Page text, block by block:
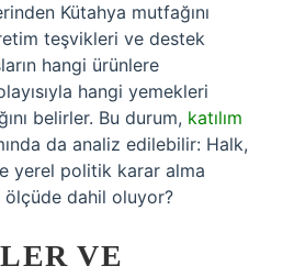
Kütahya mutfağını
teşvikleri ve destek
hangi ürünlere
hangi yemekleri
belirler. Bu durum, katılım
da analiz edilebilir: Halk,
yerel politik karar alma
ölçüde dahil oluyor?
VE